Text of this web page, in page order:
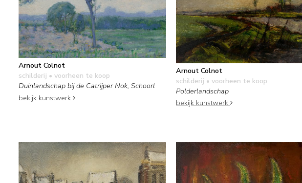
Arnout Colnot
schilderij • voorheen te koop
Duinlandschap bij de Catrijper Nok, Schoorl
bekijk kunstwerk
Arnout Colnot
schilderij • voorheen te koop
Polderlandschap
bekijk kunstwerk